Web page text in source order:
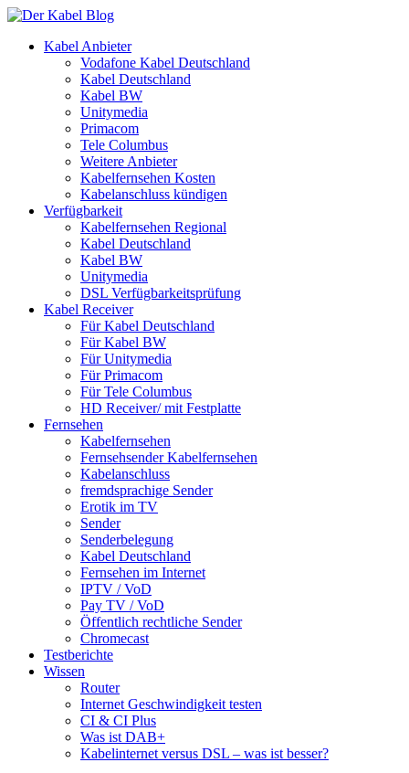
Kabel Anbieter
Vodafone Kabel Deutschland
Kabel Deutschland
Kabel BW
Unitymedia
Primacom
Tele Columbus
Weitere Anbieter
Kabelfernsehen Kosten
Kabelanschluss kündigen
Verfügbarkeit
Kabelfernsehen Regional
Kabel Deutschland
Kabel BW
Unitymedia
DSL Verfügbarkeitsprüfung
Kabel Receiver
Für Kabel Deutschland
Für Kabel BW
Für Unitymedia
Für Primacom
Für Tele Columbus
HD Receiver/ mit Festplatte
Fernsehen
Kabelfernsehen
Fernsehsender Kabelfernsehen
Kabelanschluss
fremdsprachige Sender
Erotik im TV
Sender
Senderbelegung
Kabel Deutschland
Fernsehen im Internet
IPTV / VoD
Pay TV / VoD
Öffentlich rechtliche Sender
Chromecast
Testberichte
Wissen
Router
Internet Geschwindigkeit testen
CI & CI Plus
Was ist DAB+
Kabelinternet versus DSL – was ist besser?